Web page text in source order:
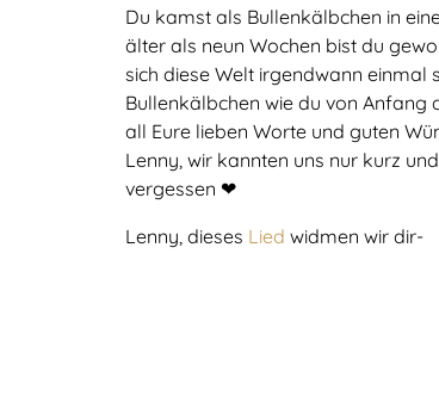
Du kamst als Bullenkälbchen in
älter als neun Wochen bist du
sich diese Welt irgendwann einmal
Bullenkälbchen wie du von Anfang
all Eure lieben Worte und guten
Lenny, wir kannten uns nur kurz
vergessen ❤
Lenny, dieses Lied widmen wir dir-